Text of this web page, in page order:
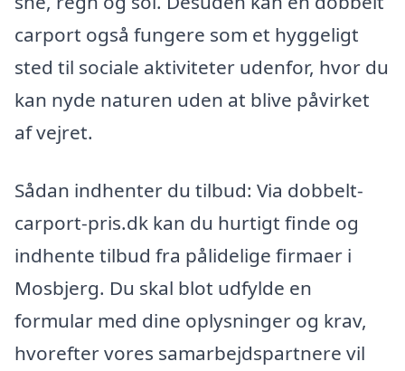
carport også fungere som et hyggeligt
sted til sociale aktiviteter udenfor, hvor du
kan nyde naturen uden at blive påvirket
af vejret.
Sådan indhenter du tilbud: Via dobbelt-
carport-pris.dk kan du hurtigt finde og
indhente tilbud fra pålidelige firmaer i
Mosbjerg. Du skal blot udfylde en
formular med dine oplysninger og krav,
hvorefter vores samarbejdspartnere vil